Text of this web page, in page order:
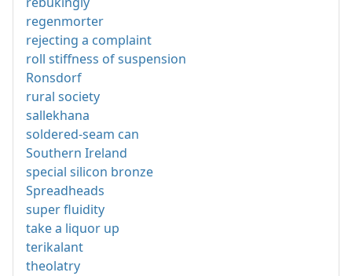
regenmorter
rejecting a complaint
roll stiffness of suspension
Ronsdorf
rural society
sallekhana
soldered-seam can
Southern Ireland
special silicon bronze
Spreadheads
super fluidity
take a liquor up
terikalant
theolatry